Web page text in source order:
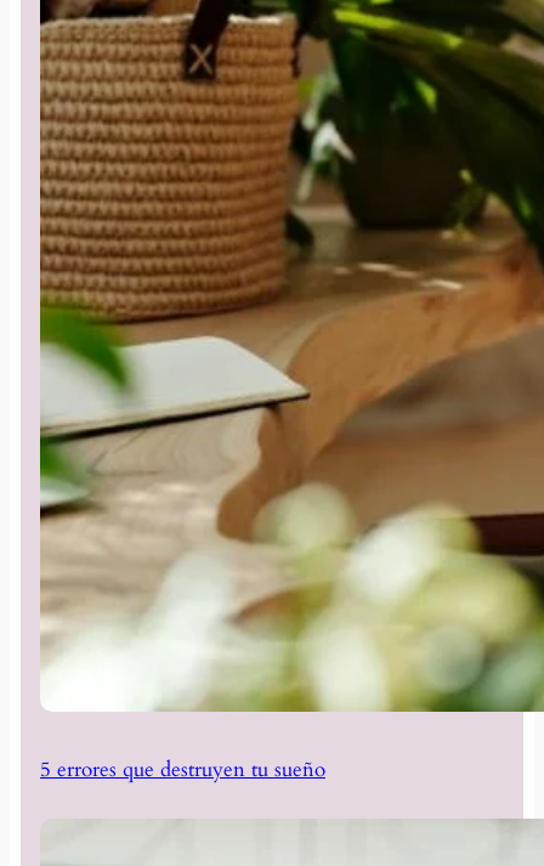
5 errores que destruyen tu sueño